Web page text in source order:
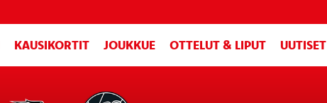
KAUSIKORTIT JOUKKUE OTTELUT & LIPUT UUTISET